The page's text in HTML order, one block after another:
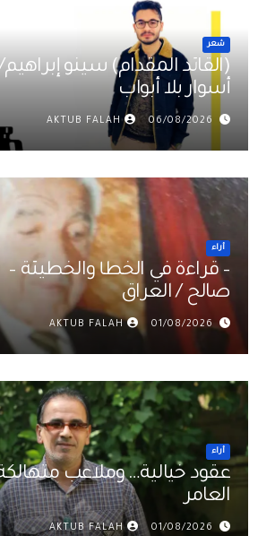
شعر
(القائد المقدام) سينو
أسوار بلا أبواب
06/08/2026
AKTUB FALAH
أراء
– قراءة في الخطأ والخطيئة –
صالح / العراق
01/08/2026
AKTUB FALAH
أراء
العامر
01/08/2026
AKTUB FALAH